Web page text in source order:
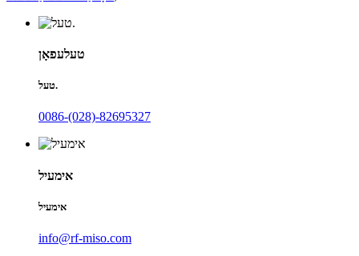
טעלעפאָן
טעל.
0086-(028)-82695327
אימעיל
אימעיל
info@rf-miso.com